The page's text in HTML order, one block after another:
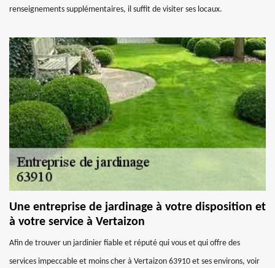
renseignements supplémentaires, il suffit de visiter ses locaux.
Une entreprise de jardinage à votre disposition et
à votre service à Vertaizon
Afin de trouver un jardinier fiable et réputé qui vous et qui offre des
services impeccable et moins cher à Vertaizon 63910 et ses environs, voir